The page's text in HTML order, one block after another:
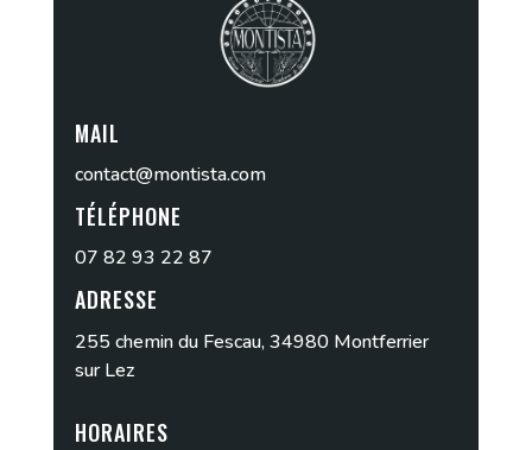
MAIL
contact@montista.com
TÉLÉPHONE
07 82 93 22 87
ADRESSE
255 chemin du Fescau, 34980 Montferrier
sur Lez
HORAIRES